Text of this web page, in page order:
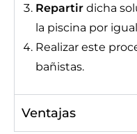
Repartir dicha
la piscina por
Realizar este
bañistas.
Ventajas